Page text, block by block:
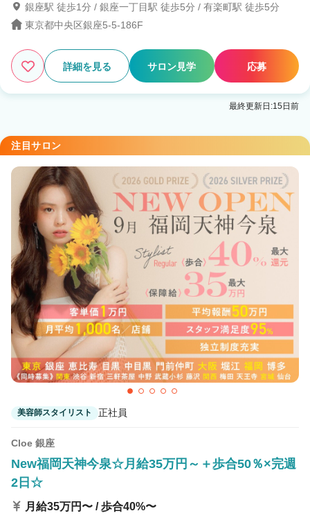
銀座駅 徒歩1分 / 銀座一丁目駅 徒歩5分 / 有楽町駅 徒歩5分
東京都中央区銀座5-5-186F
詳細を見る サロン見学 応募
最終更新日:15日前
注目サロン
美容師スタイリスト 正社員
Cloe 銀座
New福岡天神今泉☆月給35万円～＋歩合50％×完週
2日☆
月給35万円〜 / 歩合40%〜